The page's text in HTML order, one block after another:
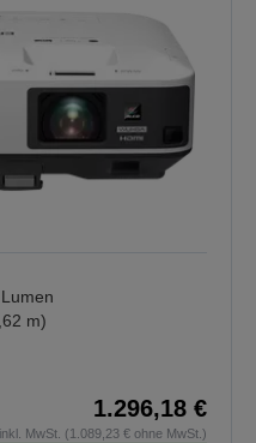
m)
1.296,18 €
inkl. MwSt. (1.089,23 € ohne MwSt.)